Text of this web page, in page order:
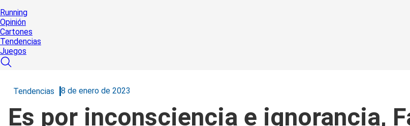
Running
Opinión
Cartones
Tendencias
Juegos
Tendencias 8 de enero de 2023
Es por inconsciencia e ignorancia,